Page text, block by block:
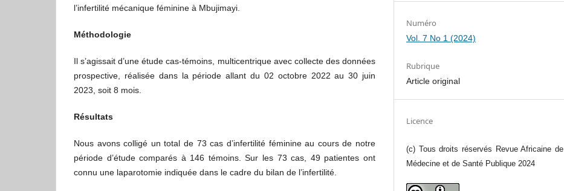
l’infertilité mécanique féminine à Mbujimayi.
Méthodologie
Il s’agissait d’une étude cas-témoins, multicentrique avec collecte des données
prospective, réalisée dans la période allant du 02 octobre 2022 au 30 juin
2023, soit 8 mois.
Résultats
Nous avons colligé un total de 73 cas d’infertilité féminine au cours de notre
période d’étude comparés à 146 témoins. Sur les 73 cas, 49 patientes ont
connu une laparotomie indiquée dans le cadre du bilan de l’infertilité.
Numéro
Vol. 7 No 1 (2024)
Rubrique
Article original
Licence
(c) Tous droits réservés Revue Africaine de
Médecine et de Santé Publique 2024